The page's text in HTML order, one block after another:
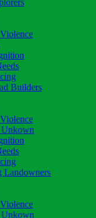
Builders
Landowners